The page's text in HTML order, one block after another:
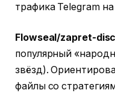
трафика Telegram
Flowseal/zapret-
популярный
звёзд).
файлы со